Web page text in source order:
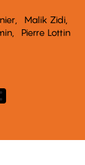
Malik Zidi
Pierre Lottin